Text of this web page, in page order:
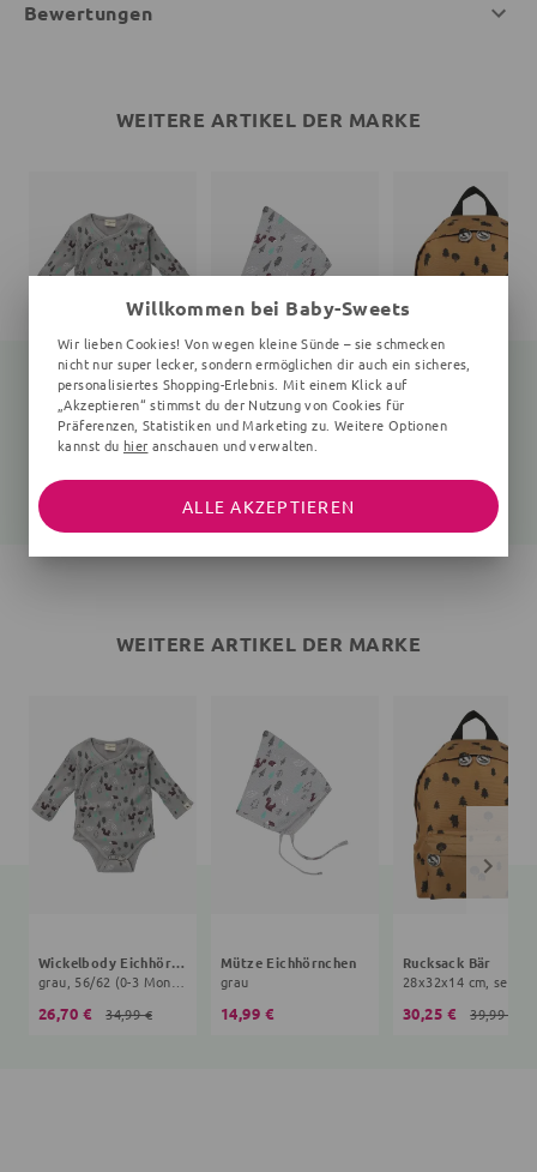
Bewertungen
WEITERE ARTIKEL DER MARKE
Wickelbody Eichhörnchen
grau, 56/62 (0-3 Monate)
26,70 €
Mütze Eichhörnchen
grau
39,99 €
WEITERE ARTIKEL DER MARKE
Wickelbody Eichhörnchen
grau, 56/62 (0-3 Monate)
26,70 € 34,99 €
Mütze Eichhörnchen
grau
14,99 €
Rucksack Bär
28x32x14 cm,
30,25 € 39,99 €
Willkommen bei Baby-Sweets
Wir lieben Cookies! Von wegen kleine Sünde – sie schmecken
nicht nur super lecker, sondern ermöglichen dir auch ein sicheres,
personalisiertes Shopping-Erlebnis. Mit einem Klick auf
„Akzeptieren“ stimmst du der Nutzung von Cookies für
Präferenzen, Statistiken und Marketing zu. Weitere Optionen
kannst du hier anschauen und verwalten.
ALLE AKZEPTIEREN